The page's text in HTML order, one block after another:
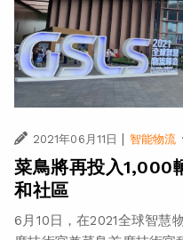
2021年06月11日 | 智能物流 ·
菜鳥將再投入1,000
和社區
6月10日，在2021全球智慧